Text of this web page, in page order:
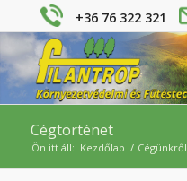
+36 76 322 321
Cégtörténet
Ön itt áll: Kezdőlap / Cégünkről